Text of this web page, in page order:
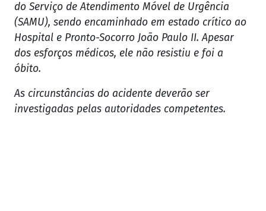
do Serviço de Atendimento Móvel de Urgência
(SAMU), sendo encaminhado em estado crítico ao
Hospital e Pronto-Socorro João Paulo II. Apesar
dos esforços médicos, ele não resistiu e foi a
óbito.
As circunstâncias do acidente deverão ser
investigadas pelas autoridades competentes.